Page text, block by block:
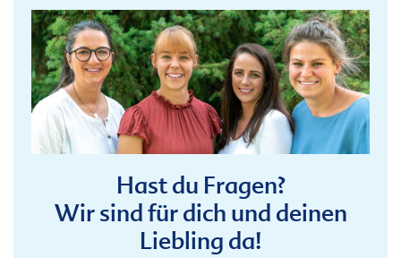
Hast du Fragen?
Wir sind für dich und deinen
Liebling da!